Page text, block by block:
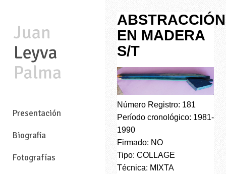
Presentación
Biografia
Fotografías
ABSTRACCIÓN
EN MADERA
S/T
Número Registro: 181
Período cronológico: 1981-
1990
Firmado: NO
Tipo: COLLAGE
Técnica: MIXTA